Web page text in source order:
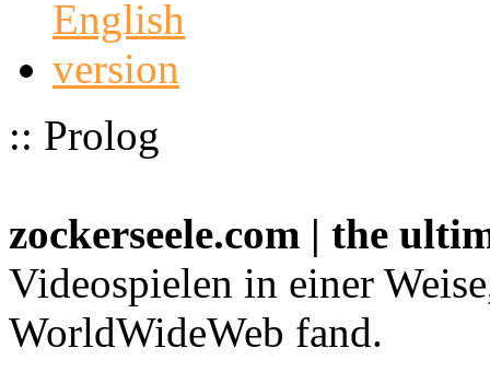
:: Prolog
zockerseele.com | the
Videospielen in einer
WorldWideWeb fand.